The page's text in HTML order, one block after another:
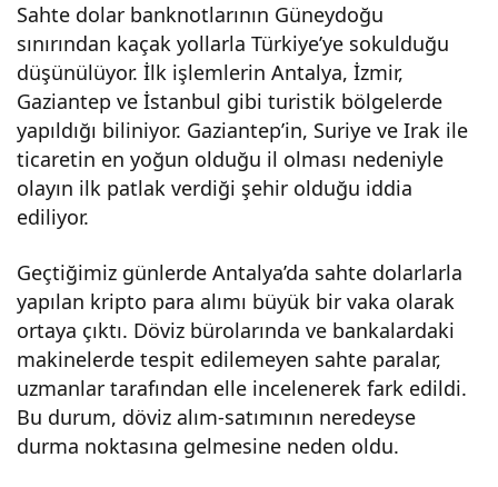
Sahte dolar banknotlarının Güneydoğu
sınırından kaçak yollarla Türkiye’ye sokulduğu
düşünülüyor. İlk işlemlerin Antalya, İzmir,
Gaziantep ve İstanbul gibi turistik bölgelerde
yapıldığı biliniyor. Gaziantep’in, Suriye ve Irak ile
ticaretin en yoğun olduğu il olması nedeniyle
olayın ilk patlak verdiği şehir olduğu iddia
ediliyor.
Geçtiğimiz günlerde Antalya’da sahte dolarlarla
yapılan kripto para alımı büyük bir vaka olarak
ortaya çıktı. Döviz bürolarında ve bankalardaki
makinelerde tespit edilemeyen sahte paralar,
uzmanlar tarafından elle incelenerek fark edildi.
Bu durum, döviz alım-satımının neredeyse
durma noktasına gelmesine neden oldu.
ı”
gitti
kçe
büy
üyo
r